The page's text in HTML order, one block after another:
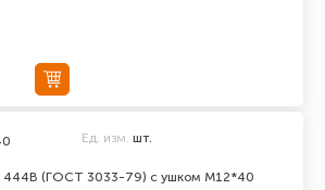
444В (ГОСТ 3033-79) с ушком М12*40
Ед. изм. шт.